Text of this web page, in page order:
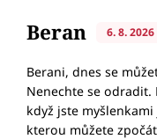
Beran 6. 8. 2026
Berani, dnes se
Nenechte se
když jste
kterou můžete